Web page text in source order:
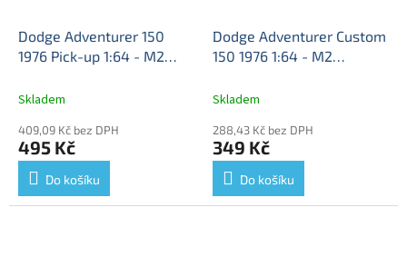
Dodge Adventurer 150
1976 Pick-up 1:64 - M2
Adventurer - kovový
Skladem
409,09 Kč bez DPH
495 Kč
Do košíku
Dodge Adventurer Custom
150 1976 1:64 - M2
Adventurer - kovový
Skladem
288,43 Kč bez DPH
349 Kč
Do košíku